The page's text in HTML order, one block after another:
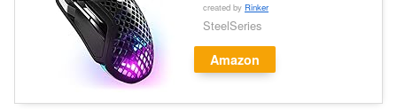
created by Rinker
SteelSeries
Amazon